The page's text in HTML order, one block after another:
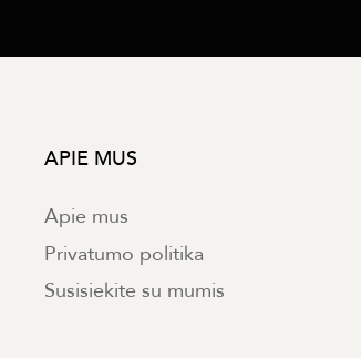
APIE MUS
Apie mus
Privatumo politika
Susisiekite su mumis